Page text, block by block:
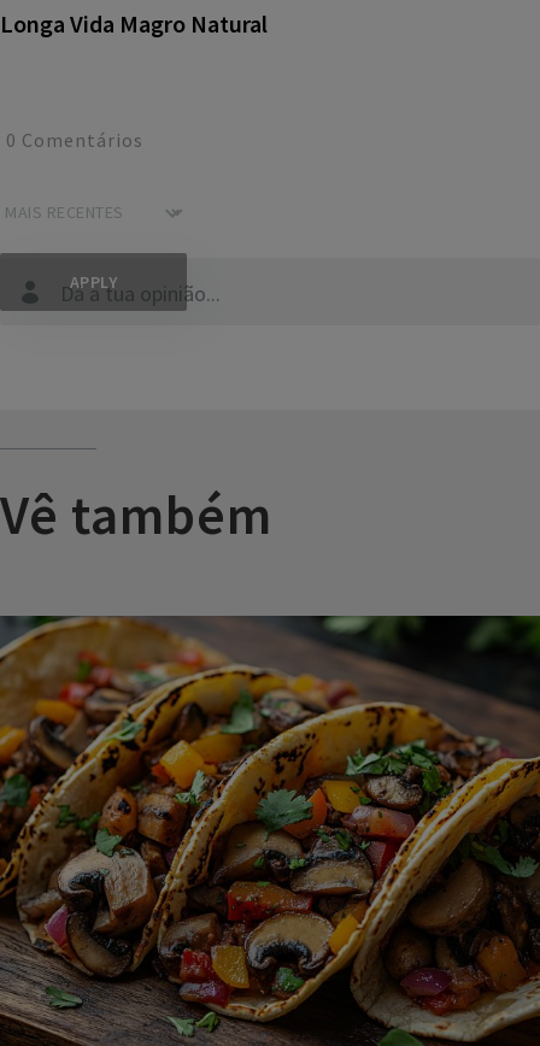
Longa Vida Magro Natural
Dá a tua opinião...
0 Comentários
Vê também